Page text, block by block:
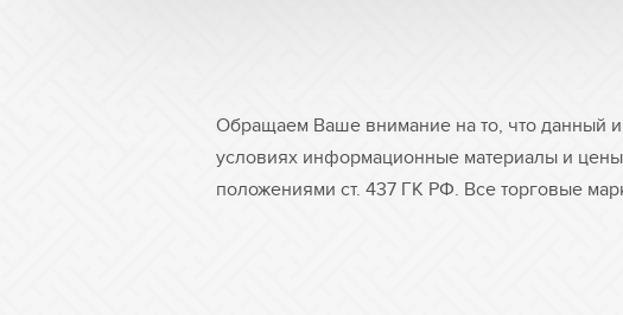
Обращаем Ваше внимание на то, что данный
условиях информационные материалы и
положениями ст. 437 ГК РФ. Все торговые